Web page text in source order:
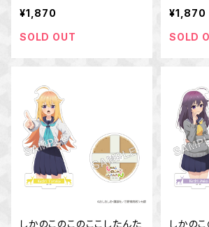
ド 燕谷 千春
¥1,870
SOLD OUT
子 のこ
¥1,870
SOLD
しかのこのこのここしたんた
しかの